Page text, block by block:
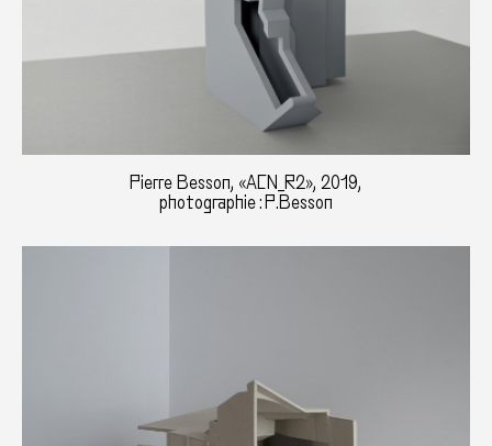
Pierre Besson, «ACN_R2», 2019,
photographie : P.Besson